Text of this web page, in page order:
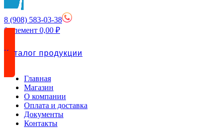
8 (908) 583-03-38
0элемент 0,00 ₽
Каталог продукции
Главная
Магазин
О компании
Оплата и доставка
Документы
Контакты